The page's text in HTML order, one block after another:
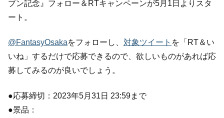
プン記念』フォロー＆RTキャンペーンが5月1日よりスタ
ート。
@FantasyOsakaをフォローし、 対象ツイート を「RT＆い
いね」するだけで応募できるので、欲しいものがあれば応
募してみるのが良いでしょう。
●応募締切：2023年5月31日 23:59まで
●景品：